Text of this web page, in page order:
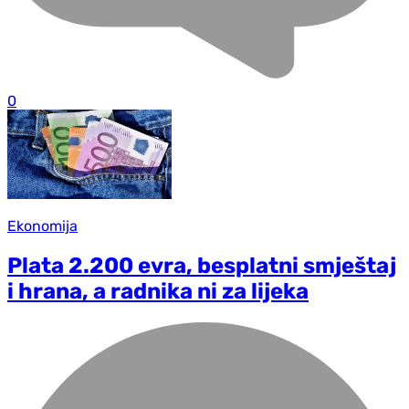
0
Ekonomija
Plata 2.200 evra, besplatni smještaj
i hrana, a radnika ni za lijeka